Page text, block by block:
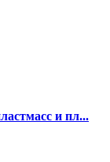
и пл...